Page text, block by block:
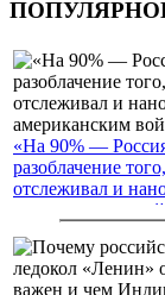
«На 90% —
разоблачение
отслеживал и
американским